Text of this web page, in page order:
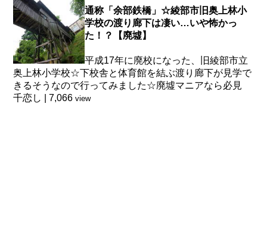
通称「余部鉄橋」☆綾部市旧奥上林小
学校の渡り廊下は凄い…いや怖かっ
た！？【廃墟】
平成17年に廃校になった、旧綾部市立
奥上林小学校☆下校舎と体育館を結ぶ渡り廊下が見学で
きるそうなので行ってみました☆廃墟マニアなら必見
千恋し
7,066 view